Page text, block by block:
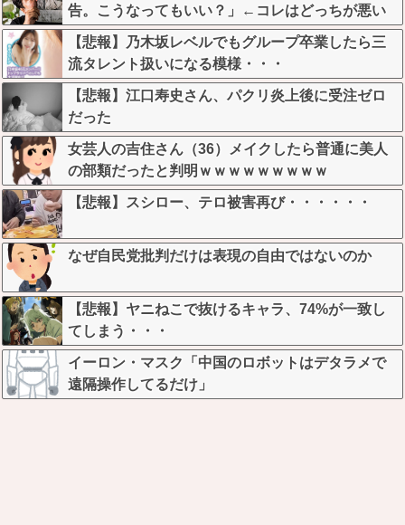
告。こうなってもいい？」←コレはどっちが悪い
のか？大論争が巻き起こってしまう…
【悲報】乃木坂レベルでもグループ卒業したら三
流タレント扱いになる模様・・・
【悲報】江口寿史さん、パクリ炎上後に受注ゼロ
だった
女芸人の吉住さん（36）メイクしたら普通に美人
の部類だったと判明ｗｗｗｗｗｗｗｗｗ
【悲報】スシロー、テロ被害再び・・・・・・
なぜ自民党批判だけは表現の自由ではないのか
【悲報】ヤニねこで抜けるキャラ、74%が一致し
てしまう・・・
イーロン・マスク「中国のロボットはデタラメで
遠隔操作してるだけ」